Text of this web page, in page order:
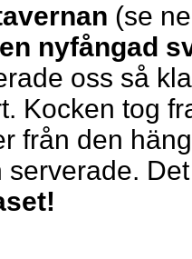
(se
nyfångad
oss så
Kocken tog
från den
serverade.